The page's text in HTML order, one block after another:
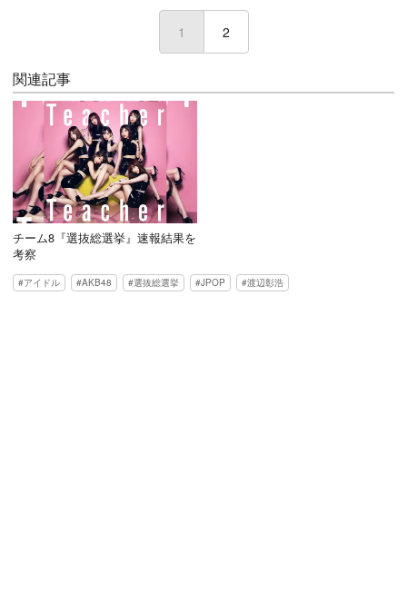
1 (current)
2
関連記事
チーム8『選抜総選挙』速報結果を
考察
アイドル AKB48 選抜総選挙 JPOP 渡辺彰浩